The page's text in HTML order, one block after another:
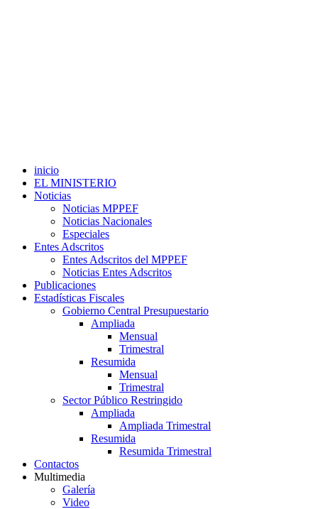
inicio
EL MINISTERIO
Noticias
Noticias MPPEF
Noticias Nacionales
Especiales
Entes Adscritos
Entes Adscritos del MPPEF
Noticias Entes Adscritos
Publicaciones
Estadísticas Fiscales
Gobierno Central Presupuestario
Ampliada
Mensual
Trimestral
Resumida
Mensual
Trimestral
Sector Público Restringido
Ampliada
Ampliada Trimestral
Resumida
Resumida Trimestral
Contactos
Multimedia
Galería
Video